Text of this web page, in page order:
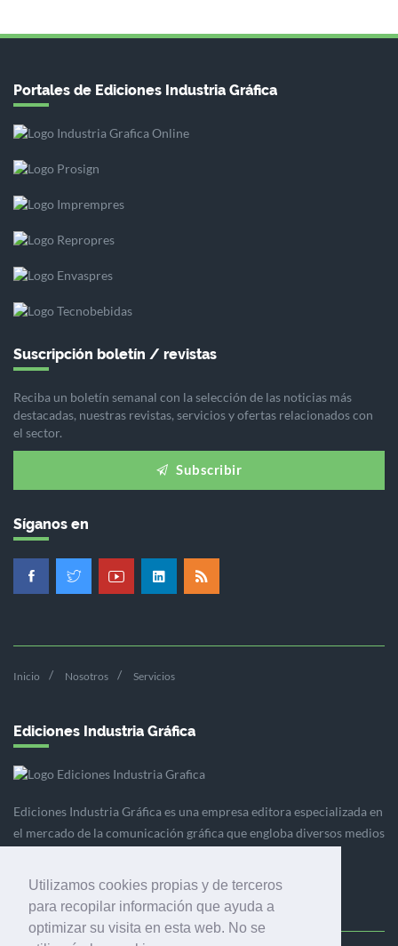
Utilizamos cookies propias y de terceros
para recopilar información que ayuda a
optimizar su visita en esta web. No se
Portales de Ediciones Industria Gráfica
Suscripción boletín / revistas
Reciba un boletín semanal con la selección de las noticias más
destacadas, nuestras revistas, servicios y ofertas relacionados con
el sector.
Subscribir
Síganos en
Inicio Nosotros Servicios
Ediciones Industria Gráfica
Ediciones Industria Gráfica es una empresa editora especializada en
el mercado de la comunicación gráfica que engloba diversos medios